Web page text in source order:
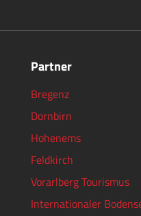
Partner
Bregenz
Dornbirn
Hohenems
Feldkirch
Vorarlberg Tourismus
Internationaler